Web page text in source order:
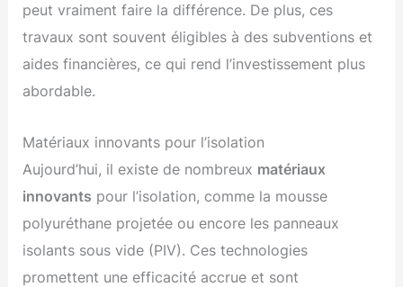
peut vraiment faire la différence. De plus, ces
travaux sont souvent éligibles à des subventions et
aides financières, ce qui rend l’investissement plus
abordable.
Matériaux innovants pour l’isolation
Aujourd’hui, il existe de nombreux matériaux
innovants pour l’isolation, comme la mousse
polyuréthane projetée ou encore les panneaux
isolants sous vide (PIV). Ces technologies
promettent une efficacité accrue et sont